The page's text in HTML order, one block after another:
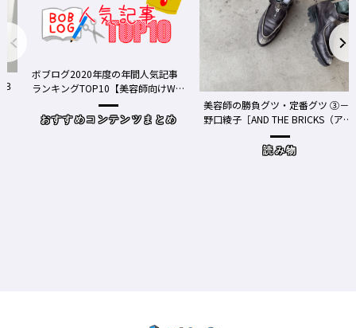
ボブログ2020年度の年間人気記事
ランキングTOP10【美容師向けWe
おすすめコンテンツまとめ
美容師の勝負グツ・定番グツ ③－
野口綾子［AND THE BRICKS（アン
ドザブリックス）／神奈川県鎌倉
読み物